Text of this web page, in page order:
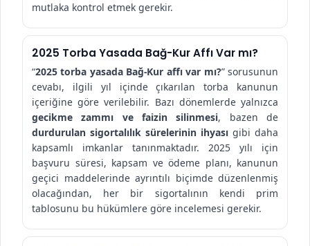
mutlaka kontrol etmek gerekir.
2025 Torba Yasada Bağ-Kur Affı Var mı?
“2025 torba yasada Bağ-Kur affı var mı?” sorusunun
cevabı, ilgili yıl içinde çıkarılan torba kanunun
içeriğine göre verilebilir. Bazı dönemlerde yalnızca
gecikme zammı ve faizin silinmesi, bazen de
durdurulan sigortalılık sürelerinin ihyası gibi daha
kapsamlı imkanlar tanınmaktadır. 2025 yılı için
başvuru süresi, kapsam ve ödeme planı, kanunun
geçici maddelerinde ayrıntılı biçimde düzenlenmiş
olacağından, her bir sigortalının kendi prim
tablosunu bu hükümlere göre incelemesi gerekir.